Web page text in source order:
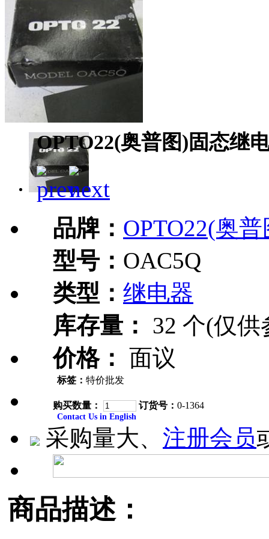
OPTO22(奥普图)固态继
品牌： OPTO22(奥
型号： OAC5Q
类型： 继电器
库存量：
32 个(仅供
价格： 面议
标签： 特价批发
购买数量： 订货号： 0-1364
Contact Us in English
采购量大、 注册会员
商品描述：